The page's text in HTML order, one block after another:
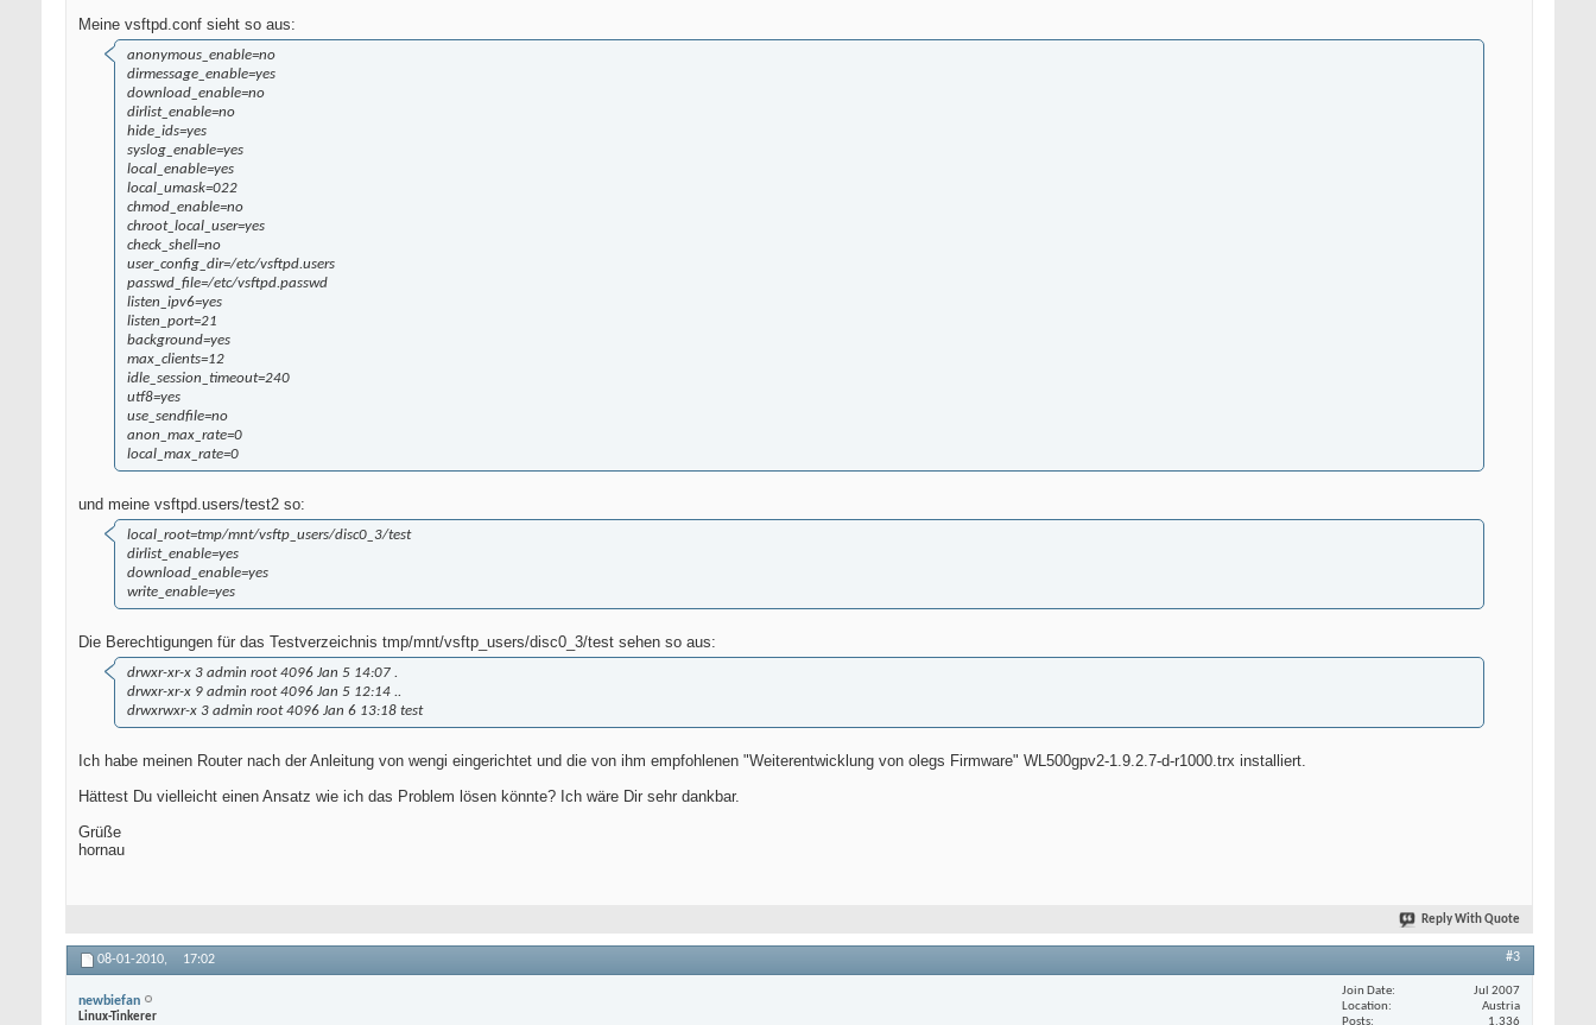
Meine vsftpd.conf sieht so aus:
anonymous_enable=no
dirmessage_enable=yes
download_enable=no
dirlist_enable=no
hide_ids=yes
syslog_enable=yes
local_enable=yes
local_umask=022
chmod_enable=no
chroot_local_user=yes
check_shell=no
user_config_dir=/etc/vsftpd.users
passwd_file=/etc/vsftpd.passwd
listen_ipv6=yes
listen_port=21
background=yes
max_clients=12
idle_session_timeout=240
utf8=yes
use_sendfile=no
anon_max_rate=0
local_max_rate=0
und meine vsftpd.users/test2 so:
local_root=tmp/mnt/vsftp_users/disc0_3/test
dirlist_enable=yes
download_enable=yes
write_enable=yes
Die Berechtigungen für das Testverzeichnis tmp/mnt/vsftp_users/disc0_3/test sehen so aus:
drwxr-xr-x 3 admin root 4096 Jan 5 14:07 .
drwxr-xr-x 9 admin root 4096 Jan 5 12:14 ..
drwxrwxr-x 3 admin root 4096 Jan 6 13:18 test
Ich habe meinen Router nach der Anleitung von wengi eingerichtet und die von ihm empfohlenen "Weiterentwicklung von olegs Firmware" WL500gpv2-1.9.2.7-d-r1000.trx installiert.
Hättest Du vielleicht einen Ansatz wie ich das Problem lösen könnte? Ich wäre Dir sehr dankbar.
Grüße
hornau
Reply With Quote
08-01-2010, 17:02 #3
newbiefan
Linux-Tinkerer
Join Date
Jul 2007
Location
Austria
Posts
1,336